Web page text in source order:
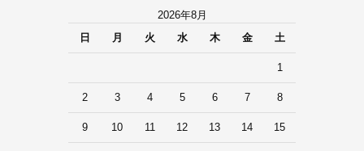
2026年8月
日
月 火 水 木 金 土
1
2 3 4 5 6 7 8
9 10 11 12 13 14 15